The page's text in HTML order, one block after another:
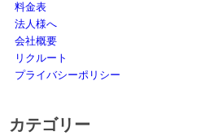
料金表
法人様へ
会社概要
リクルート
プライバシーポリシー
カテゴリー